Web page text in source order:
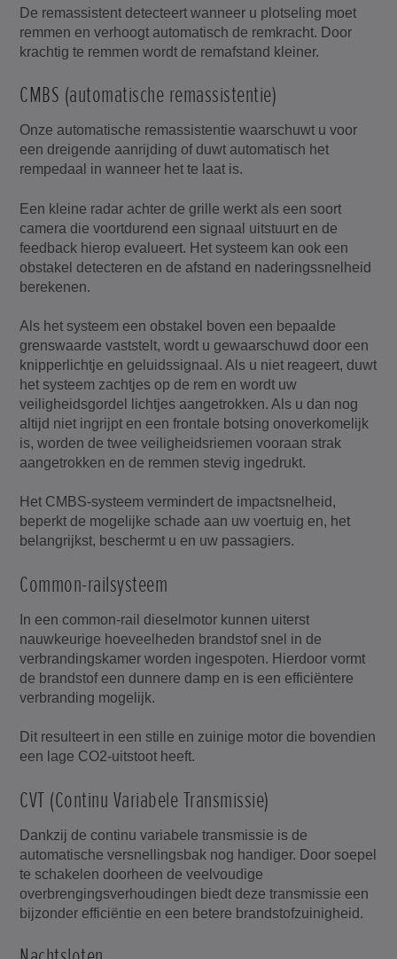
De remassistent detecteert wanneer u plotseling moet
remmen en verhoogt automatisch de remkracht. Door
krachtig te remmen wordt de remafstand kleiner.
CMBS (automatische remassistentie)
Onze automatische remassistentie waarschuwt u voor
een dreigende aanrijding of duwt automatisch het
rempedaal in wanneer het te laat is.
Een kleine radar achter de grille werkt als een soort
camera die voortdurend een signaal uitstuurt en de
feedback hierop evalueert. Het systeem kan ook een
obstakel detecteren en de afstand en naderingssnelheid
berekenen.
Als het systeem een obstakel boven een bepaalde
grenswaarde vaststelt, wordt u gewaarschuwd door een
knipperlichtje en geluidssignaal. Als u niet reageert, duwt
het systeem zachtjes op de rem en wordt uw
veiligheidsgordel lichtjes aangetrokken. Als u dan nog
altijd niet ingrijpt en een frontale botsing onoverkomelijk
is, worden de twee veiligheidsriemen vooraan strak
aangetrokken en de remmen stevig ingedrukt.
Het CMBS-systeem vermindert de impactsnelheid,
beperkt de mogelijke schade aan uw voertuig en, het
belangrijkst, beschermt u en uw passagiers.
Common-railsysteem
In een common-rail dieselmotor kunnen uiterst
nauwkeurige hoeveelheden brandstof snel in de
verbrandingskamer worden ingespoten. Hierdoor vormt
de brandstof een dunnere damp en is een efficiëntere
verbranding mogelijk.
Dit resulteert in een stille en zuinige motor die bovendien
een lage CO2-uitstoot heeft.
CVT (Continu Variabele Transmissie)
Dankzij de continu variabele transmissie is de
automatische versnellingsbak nog handiger. Door soepel
te schakelen doorheen de veelvoudige
overbrengingsverhoudingen biedt deze transmissie een
bijzonder efficiëntie en een betere brandstofzuinigheid.